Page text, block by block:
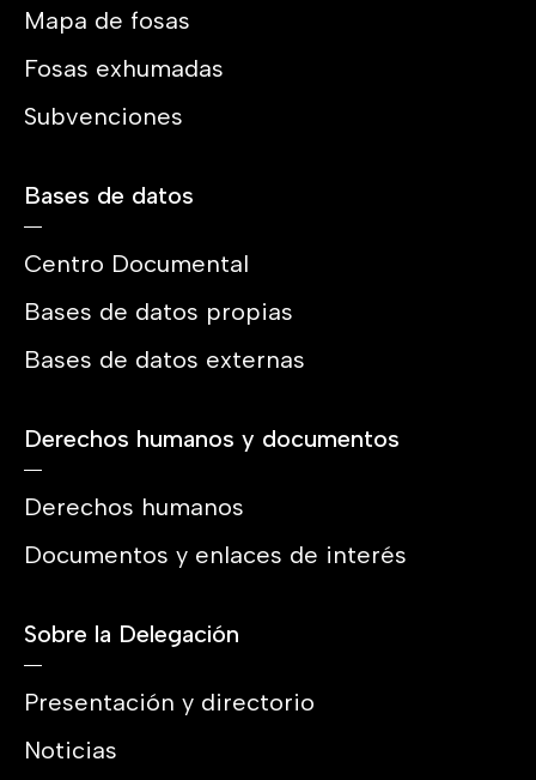
Mapa de fosas
Fosas exhumadas
Subvenciones
Bases de datos
Centro Documental
Bases de datos propias
Bases de datos externas
Derechos humanos y documentos
Derechos humanos
Documentos y enlaces de interés
Sobre la Delegación
Presentación y directorio
Noticias